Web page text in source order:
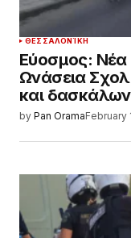
ΘΕΣΣΑΛΟΝΊΚΗ
Εύοσμος: Νέα
Ωνάσεια
και δασκάλων
by Pan OramaFebruary